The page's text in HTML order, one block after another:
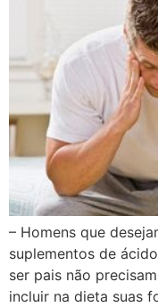
– Homens que
suplementos de
ser pais não
incluir na dieta suas